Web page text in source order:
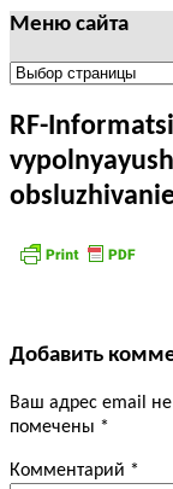
Меню сайта
Меню
RF-
Добавить
Ваш адрес email не
помечены *
Комментарий *